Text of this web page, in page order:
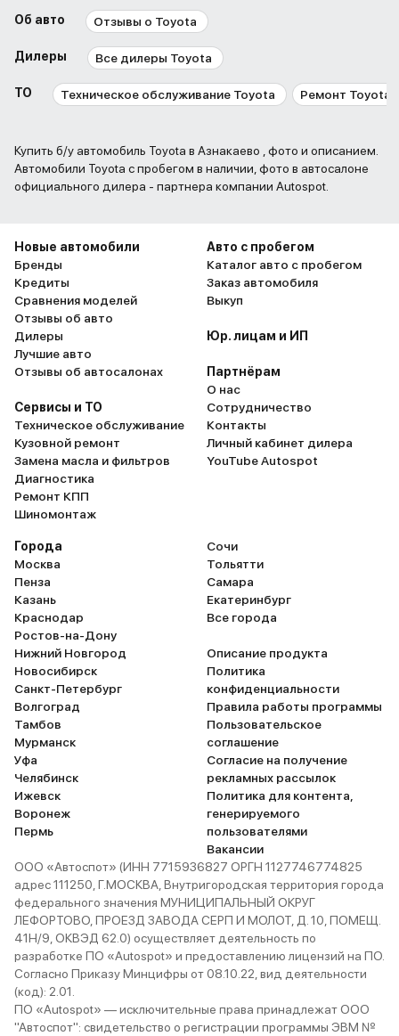
Об авто Отзывы о Toyota
Дилеры Все дилеры Toyota
ТО Техническое обслуживание Toyota Ремонт Toyota
Купить б/у автомобиль Toyota в Азнакаево , фото и описанием.
Автомобили Toyota с пробегом в наличии, фото в автосалоне
официального дилера - партнера компании Autospot.
Новые автомобили
Бренды
Кредиты
Сравнения моделей
Отзывы об авто
Дилеры
Лучшие авто
Отзывы об автосалонах
Сервисы и ТО
Техническое обслуживание
Кузовной ремонт
Замена масла и фильтров
Диагностика
Ремонт КПП
Шиномонтаж
Авто с пробегом
Каталог авто с пробегом
Заказ автомобиля
Выкуп
Юр. лицам и ИП
Партнёрам
О нас
Сотрудничество
Контакты
Личный кабинет дилера
YouTube Autospot
Города
Москва
Пенза
Казань
Краснодар
Ростов-на-Дону
Нижний Новгород
Новосибирск
Санкт-Петербург
Волгоград
Тамбов
Мурманск
Уфа
Челябинск
Ижевск
Воронеж
Пермь
Сочи
Тольятти
Самара
Екатеринбург
Все города
Описание продукта
Политика
конфиденциальности
Правила работы программы
Пользовательское
соглашение
Согласие на получение
рекламных рассылок
Политика для контента,
генерируемого
пользователями
Вакансии
ООО «Автоспот» (ИНН 7715936827 ОРГН 1127746774825
адрес 111250, Г.МОСКВА, Внутригородская территория города
федерального значения МУНИЦИПАЛЬНЫЙ ОКРУГ
ЛЕФОРТОВО, ПРОЕЗД ЗАВОДА СЕРП И МОЛОТ, Д. 10, ПОМЕЩ.
41Н/9, ОКВЭД 62.0) осуществляет деятельность по
разработке ПО «Autospot» и предоставлению лицензий на ПО.
Согласно Приказу Минцифры от 08.10.22, вид деятельности
(код): 2.01.
ПО «Autospot» — исключительные права принадлежат ООО
"Автоспот": свидетельство о регистрации программы ЭВМ №